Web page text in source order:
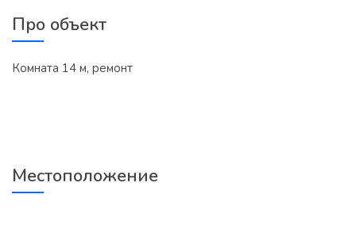
Про объект
Комната 14 м, ремонт
Местоположение